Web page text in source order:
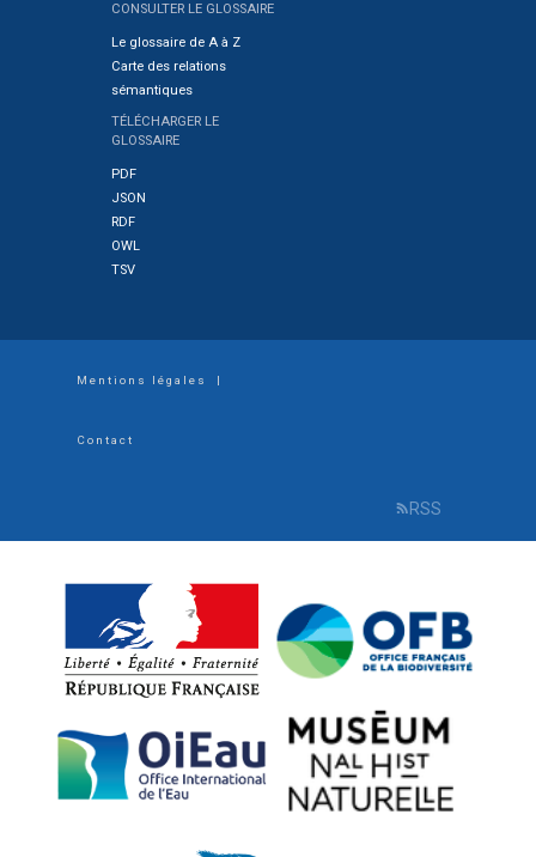
CONSULTER LE GLOSSAIRE
Le glossaire de A à Z
Carte des relations
sémantiques
TÉLÉCHARGER LE
GLOSSAIRE
PDF
JSON
RDF
OWL
TSV
FooterMentions légales |
Contact
RRSS